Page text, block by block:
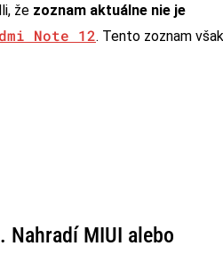
že zoznam aktuálne nie je
Note 12. Tento zoznam však
Nahradí MIUI alebo